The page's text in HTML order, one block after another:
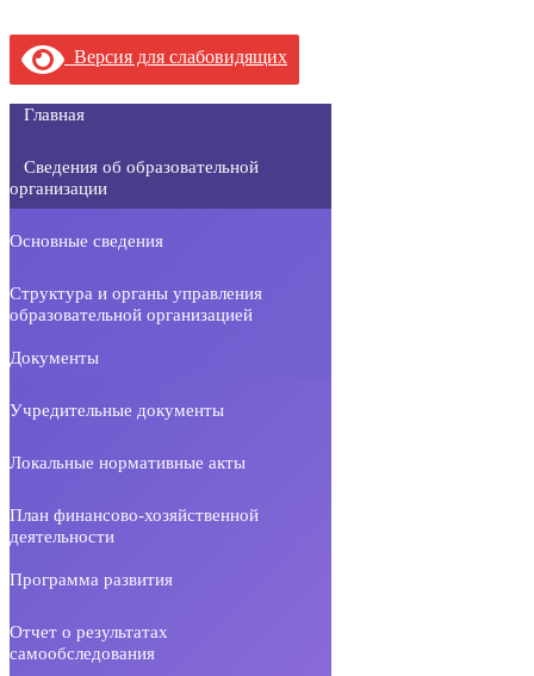
Версия для слабовидящих
Главная
Сведения об образовательной
организации
Основные сведения
Структура и органы управления
образовательной организацией
Документы
Учредительные документы
Локальные нормативные акты
План финансово-хозяйственной
деятельности
Программа развития
Отчет о результатах
самообследования